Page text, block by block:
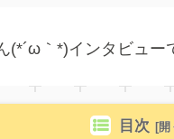
(*´ω｀*)インタビュー
目次